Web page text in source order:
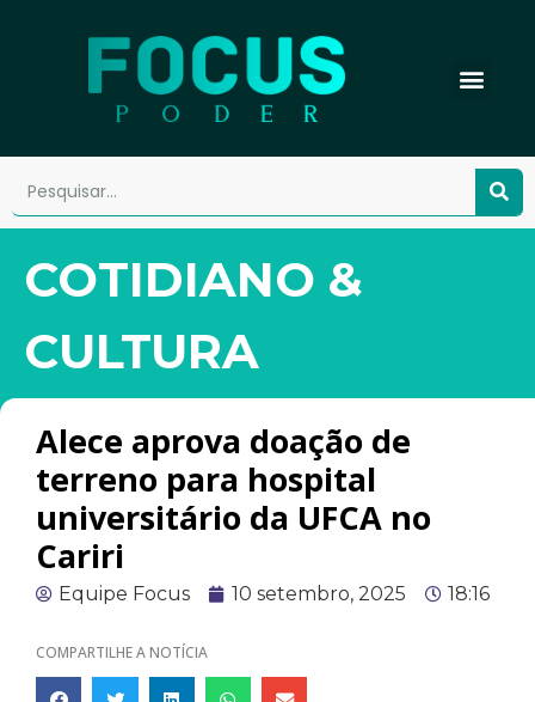
COTIDIANO &
CULTURA
Alece aprova doação de
terreno para hospital
universitário da UFCA no
Cariri
Equipe Focus 10 setembro, 2025 18:16
COMPARTILHE A NOTÍCIA